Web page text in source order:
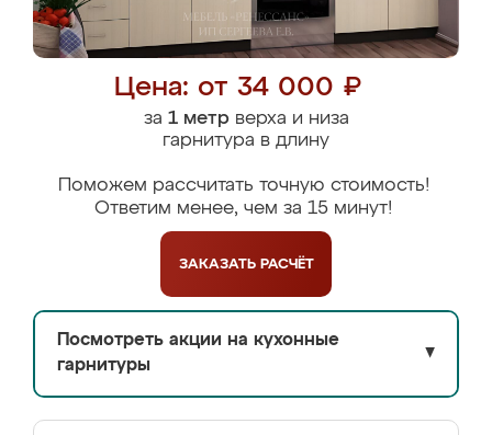
Цена: от 34 000 ₽
за 1 метрверха и низа
гарнитура в длину
Поможем рассчитать точную стоимость!
Ответим менее, чем за 15 минут!
ЗАКАЗАТЬ РАСЧЁТ
Посмотреть акции на кухонные
гарнитуры
▼